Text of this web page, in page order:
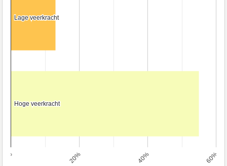
0% 20% 40% 60%
Lage veerkracht
Lage veerkracht
Hoge veerkracht
Hoge veerkracht